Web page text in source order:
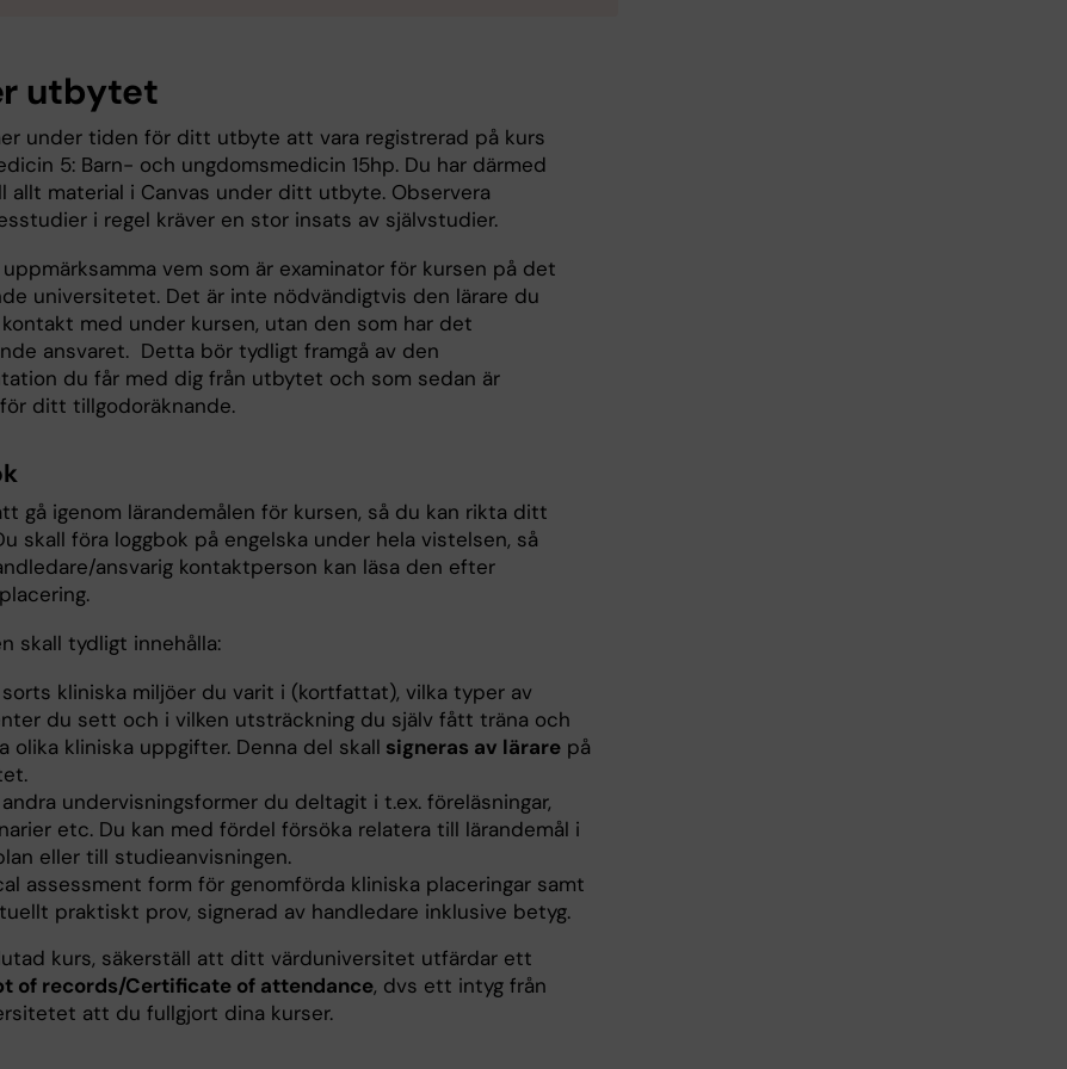
utbytet
under tiden för ditt utbyte att vara registrerad på kurs
5: Barn- och ungdomsmedicin 15hp. Du har därmed
allt material i Canvas under ditt utbyte. Observera
i regel kräver en stor insats av självstudier.
vem som är examinator för kursen på det
universitetet. Det är inte nödvändigtvis den lärare du
med under kursen, utan den som har det
ansvaret. Detta bör tydligt framgå av den
du får med dig från utbytet och som sedan är
ditt tillgodoräknande.
gå igenom lärandemålen för kursen, så du kan rikta ditt
skall föra loggbok på engelska under hela vistelsen, så
ansvarig kontaktperson kan läsa den efter
skall tydligt innehålla:
kliniska miljöer du varit i (kortfattat), vilka typer av
du sett och i vilken utsträckning du själv fått träna och
olika kliniska uppgifter. Denna del skall signeras av lärare på
undervisningsformer du deltagit i t.ex. föreläsningar,
etc. Du kan med fördel försöka relatera till lärandemål i
eller till studieanvisningen.
assessment form för genomförda kliniska placeringar samt
praktiskt prov, signerad av handledare inklusive betyg.
kurs, säkerställ att ditt värduniversitet utfärdar ett
of records/Certificate of attendance, dvs ett intyg från
att du fullgjort dina kurser.